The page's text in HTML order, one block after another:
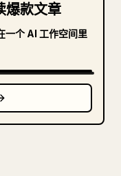
爆款文章
一个 AI 工作空间里